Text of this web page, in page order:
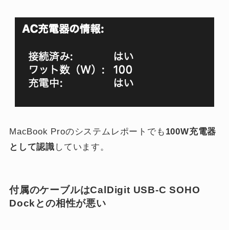
MacBook Proのシステムレポートでも 100W充電器
として認識 しています。
付属のケーブルはCalDigit USB-C SOHO
Dockとの相性が悪い